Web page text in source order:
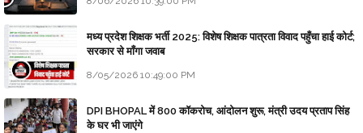
मध्य प्रदेश शिक्षक भर्ती 2025: विशेष शिक्षक पात्रता विवाद पहुँचा हाई कोर्ट;
सरकार से माँगा जवाब
8/05/2026 10:49:00 PM
DPI BHOPAL में 800 कॉकरोच, आंदोलन शुरू, मंत्री उदय प्रताप सिंह
के घर भी जाएंगे